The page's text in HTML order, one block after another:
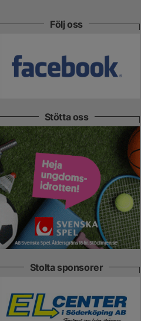
Följ oss
Stötta oss
Stolta sponsorer